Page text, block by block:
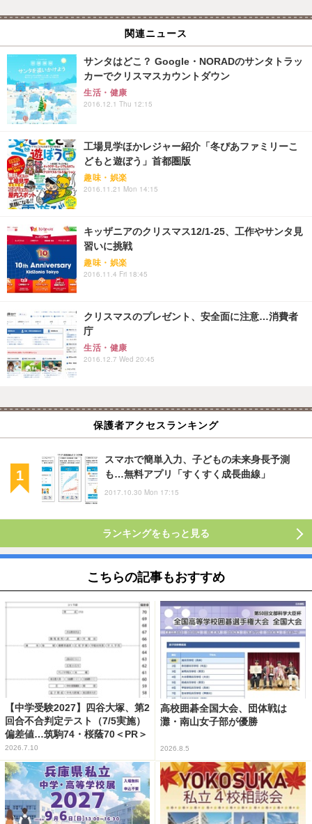
関連ニュース
サンタはどこ？ Google・NORADのサンタトラッ
カーでクリスマスカウントダウン
生活・健康
2016.12.1 Thu 12:15
工場見学ほかレジャー紹介「冬ぴあファミリーこ
どもと遊ぼう」首都圏版
趣味・娯楽
2016.11.21 Mon 14:15
キッザニアのクリスマス12/1-25、工作やサンタ見
習いに挑戦
趣味・娯楽
2016.11.4 Fri 18:45
クリスマスのプレゼント、安全面に注意…消費者
庁
生活・健康
2016.12.7 Wed 20:45
保護者アクセスランキング
スマホで簡単入力、子どもの未来身長予測
も…無料アプリ「すくすく成長曲線」
2017.10.30 Mon 17:15
ランキングをもっと見る
こちらの記事もおすすめ
【中学受験2027】四谷大塚、第2
回合不合判定テスト（7/5実施）
偏差値…筑駒74・桜蔭70＜PR＞
2026.7.10
高校囲碁全国大会、団体戦は
灘・南山女子部が優勝
2026.8.5